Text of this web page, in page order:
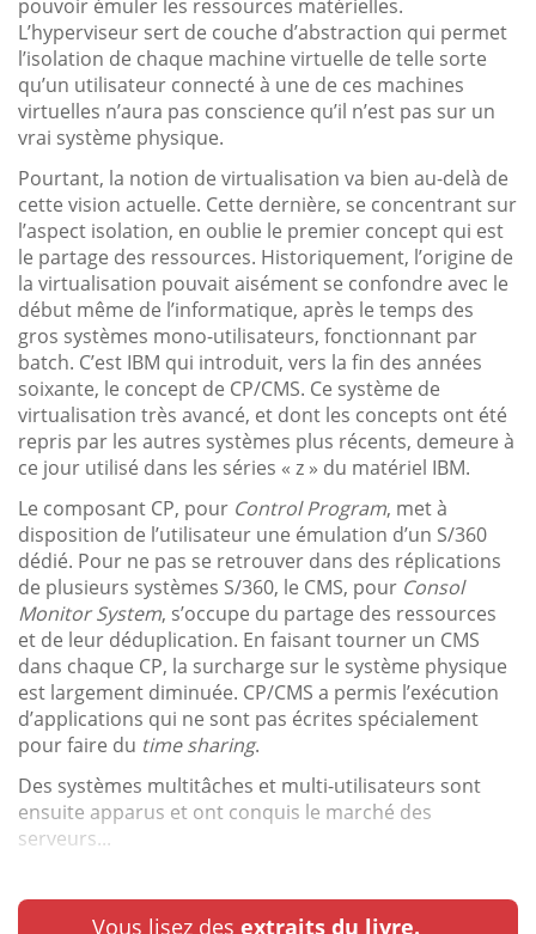
pouvoir émuler les ressources matérielles.
L’hyperviseur sert de couche d’abstraction qui permet
l’isolation de chaque machine virtuelle de telle sorte
qu’un utilisateur connecté à une de ces machines
virtuelles n’aura pas conscience qu’il n’est pas sur un
vrai système physique.
Pourtant, la notion de virtualisation va bien au-delà de
cette vision actuelle. Cette dernière, se concentrant sur
l’aspect isolation, en oublie le premier concept qui est
le partage des ressources. Historiquement, l’origine de
la virtualisation pouvait aisément se confondre avec le
début même de l’informatique, après le temps des
gros systèmes mono-utilisateurs, fonctionnant par
batch. C’est IBM qui introduit, vers la fin des années
soixante, le concept de CP/CMS. Ce système de
virtualisation très avancé, et dont les concepts ont été
repris par les autres systèmes plus récents, demeure à
ce jour utilisé dans les séries « z » du matériel IBM.
Le composant CP, pour Control Program, met à
disposition de l’utilisateur une émulation d’un S/360
dédié. Pour ne pas se retrouver dans des réplications
de plusieurs systèmes S/360, le CMS, pour Consol
Monitor System, s’occupe du partage des ressources
et de leur déduplication. En faisant tourner un CMS
dans chaque CP, la surcharge sur le système physique
est largement diminuée. CP/CMS a permis l’exécution
d’applications qui ne sont pas écrites spécialement
pour faire du time sharing.
Des systèmes multitâches et multi-utilisateurs sont
ensuite apparus et ont conquis le marché des
serveurs...
Vous lisez des extraits du livre.